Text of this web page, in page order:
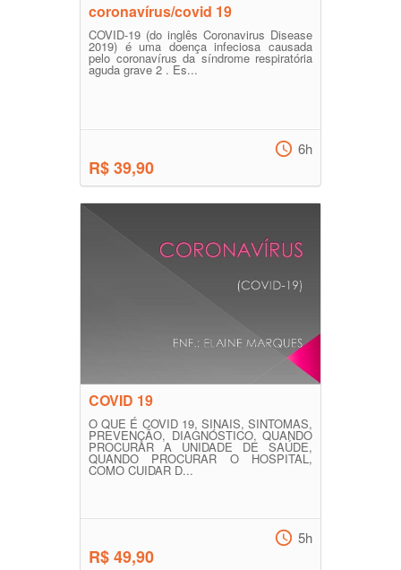
coronavírus/covid 19
COVID-19 (do inglês Coronavirus Disease
2019) é uma doença infeciosa causada
pelo coronavírus da síndrome respiratória
aguda grave 2 . Es...
R$ 39,90
6h
COVID 19
O QUE É COVID 19, SINAIS, SINTOMAS,
PREVENÇÃO, DIAGNÓSTICO, QUANDO
PROCURAR A UNIDADE DE SAÚDE,
QUANDO PROCURAR O HOSPITAL,
COMO CUIDAR D...
R$ 49,90
5h